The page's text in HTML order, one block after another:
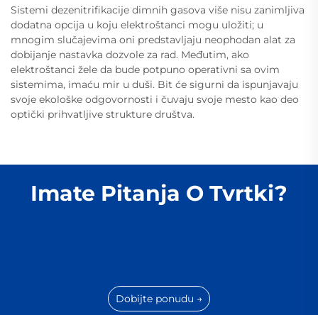
Sistemi dezenitrifikacije dimnih gasova više nisu zanimljiva
dodatna opcija u koju elektroštanci mogu uložiti; u
mnogim slučajevima oni predstavljaju neophodan alat za
dobijanje nastavka dozvole za rad. Međutim, ako
elektroštanci žele da bude potpuno operativni sa ovim
sistemima, imaću mir u duši. Bit će sigurni da ispunjavaju
svoje ekološke odgovornosti i čuvaju svoje mesto kao deo
optički prihvatljive strukture društva.
Imate Pitanja O Tvrtki?
Dobijte ponudu →